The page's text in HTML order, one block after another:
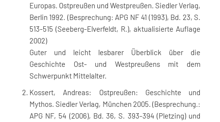
Europas. Ostpreußen und Westpreußen. Siedler Verlag,
Berlin 1992. (Besprechung: APG NF 41 (1993), Bd. 23, S.
513-515 (Seeberg-Elverfeldt, R.), aktualisierte Auflage
2002)
Guter und leicht lesbarer Überblick über die
Geschichte Ost- und Westpreußens mit dem
Schwerpunkt Mittelalter.
Kossert, Andreas: Ostpreußen: Geschichte und
Mythos. Siedler Verlag, München 2005. (Besprechung.:
APG NF, 54 (2006), Bd. 36, S. 393-394 (Pletzing) und